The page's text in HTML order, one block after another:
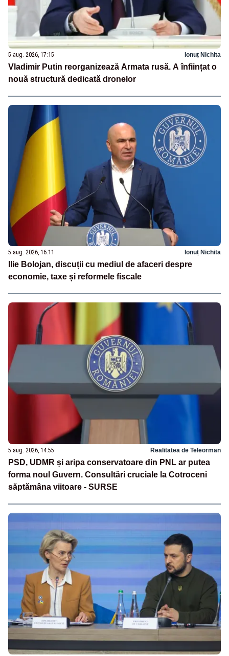
5 aug. 2026, 17:15 Ionuț Nichita
Vladimir Putin reorganizează Armata rusă. A înființat o
nouă structură dedicată dronelor
5 aug. 2026, 16:11 Ionuț Nichita
Ilie Bolojan, discuții cu mediul de afaceri despre
economie, taxe și reformele fiscale
5 aug. 2026, 14:55 Realitatea de Teleorman
PSD, UDMR și aripa conservatoare din PNL ar putea
forma noul Guvern. Consultări cruciale la Cotroceni
săptămâna viitoare - SURSE